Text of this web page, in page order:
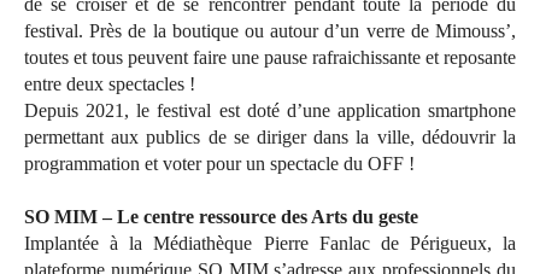
de se croiser et de se rencontrer pendant toute la période du
festival. Près de la boutique ou autour d’un verre de Mimouss’,
toutes et tous peuvent faire une pause rafraichissante et reposante
entre deux spectacles !
Depuis 2021, le festival est doté d’une application smartphone
permettant aux publics de se diriger dans la ville, dédouvrir la
programmation et voter pour un spectacle du OFF !
SO MIM – Le centre ressource des Arts du geste
Implantée à la Médiathèque Pierre Fanlac de Périgueux, la
plateforme numérique SO MIM s’adresse aux professionnels du